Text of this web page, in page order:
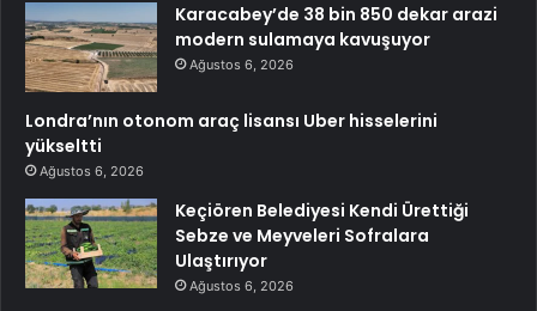
Karacabey’de 38 bin 850 dekar arazi
modern sulamaya kavuşuyor
Ağustos 6, 2026
Londra’nın otonom araç lisansı Uber hisselerini
yükseltti
Ağustos 6, 2026
Keçiören Belediyesi Kendi Ürettiği
Sebze ve Meyveleri Sofralara
Ulaştırıyor
Ağustos 6, 2026